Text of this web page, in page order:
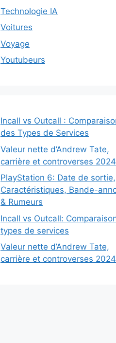
Technologie IA
Voitures
Voyage
Youtubeurs
Incall vs Outcall :
des Types de Services
Valeur nette d’Andrew Tate,
carrière et controverses 2024
PlayStation 6: Date de sortie,
Caractéristiques, Bande-
& Rumeurs
Incall vs Outcall:
types de services
Valeur nette d’Andrew Tate,
carrière et controverses 2024